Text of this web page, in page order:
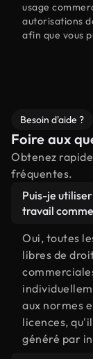
usage
autorisations
afin que vous
Besoin d'aide ?
Foire aux
Obtenez
fréquentes.
Puis-je
travail
Oui, toutes
libres de
aux normes
licences,
généré par